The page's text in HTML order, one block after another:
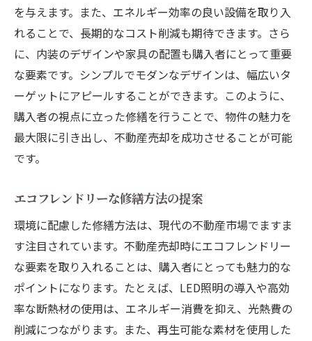
を与えます。また、エネルギー効率の良い設備を取り入
れることで、長期的なコスト削減も期待できます。さら
に、内装のデザインや家具の配置も購入者にとって重要
な要素です。シンプルでモダンなデザインは、幅広いタ
ーゲットにアピールすることができます。このように、
購入者の視点に立った修繕を行うことで、物件の魅力を
最大限に引き出し、不動産売却を成功させることが可能
です。
エコフレンドリーな修繕方法の提案
環境に配慮した修繕方法は、現代の不動産市場でますま
す注目されています。不動産売却時にエコフレンドリー
な要素を取り入れることは、購入者にとっても魅力的な
ポイントになります。たとえば、LED照明の導入や高効
率な断熱材の使用は、エネルギー消費を抑え、光熱費の
削減につながります。また、再生可能な素材を使用した